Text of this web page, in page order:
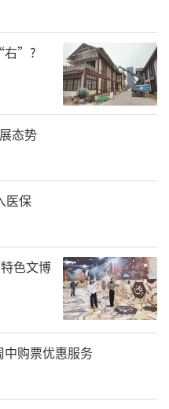
右”?
态势
医保
色文博
购票优惠服务